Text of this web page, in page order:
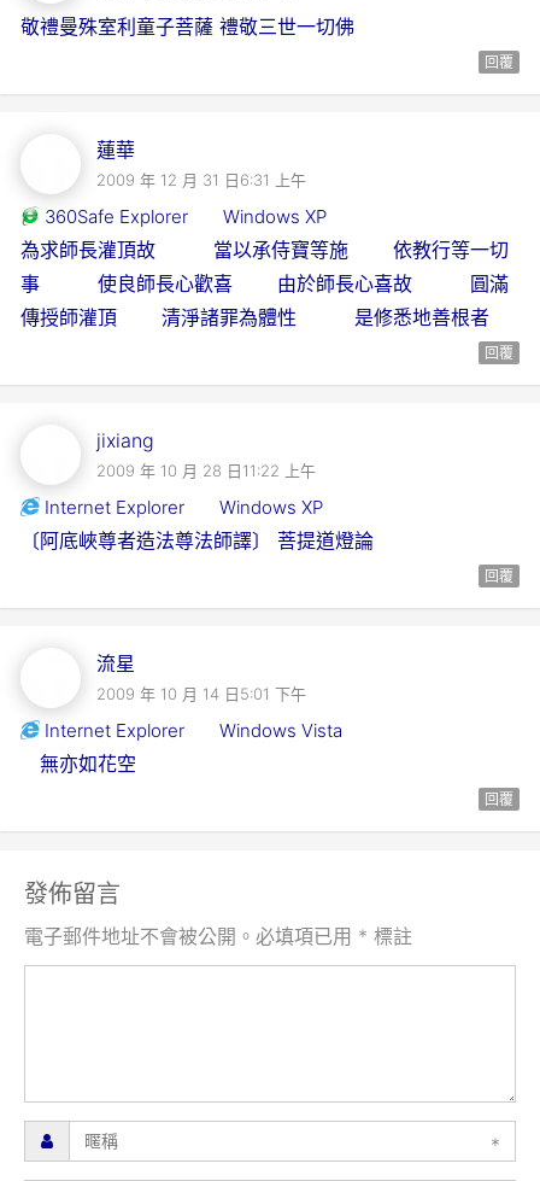
敬禮曼殊室利童子菩薩 禮敬三世一切佛
回覆
蓮華
2009 年 12 月 31 日6:31 上午
360Safe Explorer Windows XP
為求師長灌頂故 當以承侍寶等施 依教行等一切
事 使良師長心歡喜 由於師長心喜故 圓滿
傳授師灌頂 清淨諸罪為體性 是修悉地善根者
回覆
jixiang
2009 年 10 月 28 日11:22 上午
Internet Explorer Windows XP
〔阿底峽尊者造法尊法師譯〕 菩提道燈論
回覆
流星
2009 年 10 月 14 日5:01 下午
Internet Explorer Windows Vista
無亦如花空
回覆
發佈留言
電子郵件地址不會被公開。必填項已用 * 標註
*